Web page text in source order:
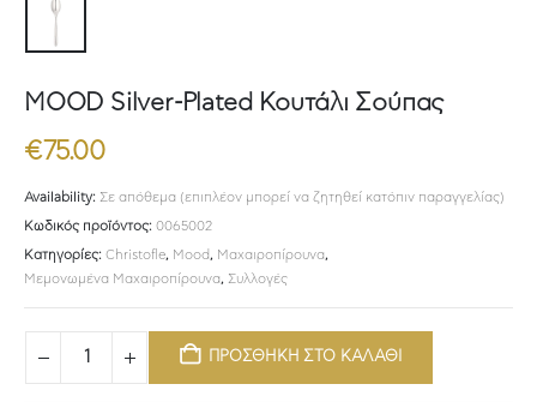
MOOD Silver-Plated Κουτάλι Σούπας
€75.00
Availability: Σε απόθεμα (επιπλέον μπορεί να ζητηθεί κατόπιν παραγγελίας)
Κωδικός προϊόντος: 0065002
Κατηγορίες: Christofle, Mood, Μαχαιροπίρουνα,
Μεμονωμένα Μαχαιροπίρουνα, Συλλογές
ΠΡΟΣΘΗΚΗ ΣΤΟ ΚΑΛΑΘΙ